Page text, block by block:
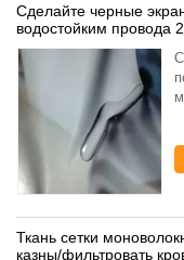
Сделайте черные
водостойким провода
Ткань сетки
казны/фильтровать